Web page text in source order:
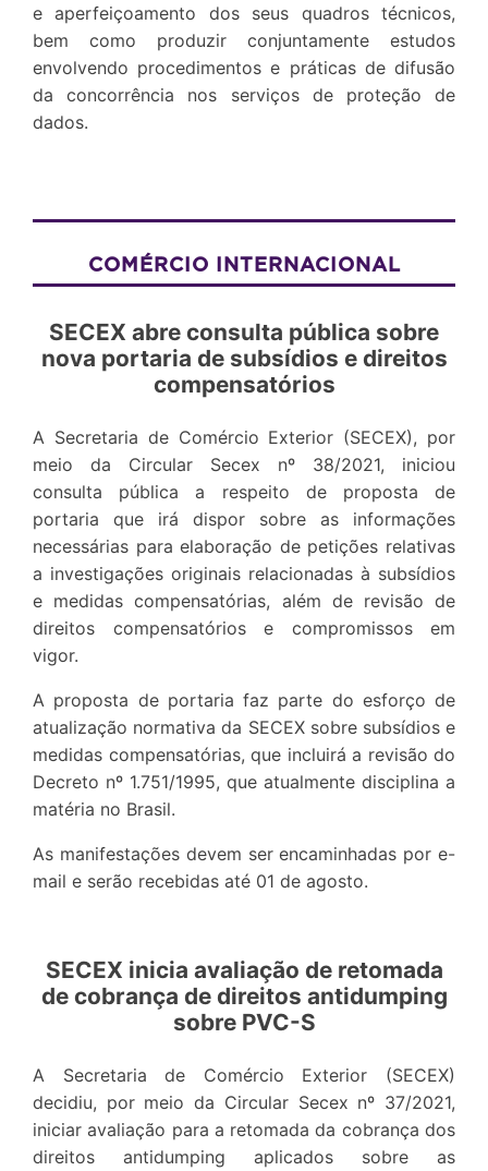
e aperfeiçoamento dos seus quadros técnicos,
bem como produzir conjuntamente estudos
envolvendo procedimentos e práticas de difusão
da concorrência nos serviços de proteção de
dados.
COMÉRCIO INTERNACIONAL
SECEX abre consulta pública sobre
nova portaria de subsídios e direitos
compensatórios
A Secretaria de Comércio Exterior (SECEX), por
meio da Circular Secex nº 38/2021, iniciou
consulta pública a respeito de proposta de
portaria que irá dispor sobre as informações
necessárias para elaboração de petições relativas
a investigações originais relacionadas à subsídios
e medidas compensatórias, além de revisão de
direitos compensatórios e compromissos em
vigor.
A proposta de portaria faz parte do esforço de
atualização normativa da SECEX sobre subsídios e
medidas compensatórias, que incluirá a revisão do
Decreto nº 1.751/1995, que atualmente disciplina a
matéria no Brasil.
As manifestações devem ser encaminhadas por e-
mail e serão recebidas até 01 de agosto.
SECEX inicia avaliação de retomada
de cobrança de direitos antidumping
sobre PVC-S
A Secretaria de Comércio Exterior (SECEX)
decidiu, por meio da Circular Secex nº 37/2021,
iniciar avaliação para a retomada da cobrança dos
direitos antidumping aplicados sobre as